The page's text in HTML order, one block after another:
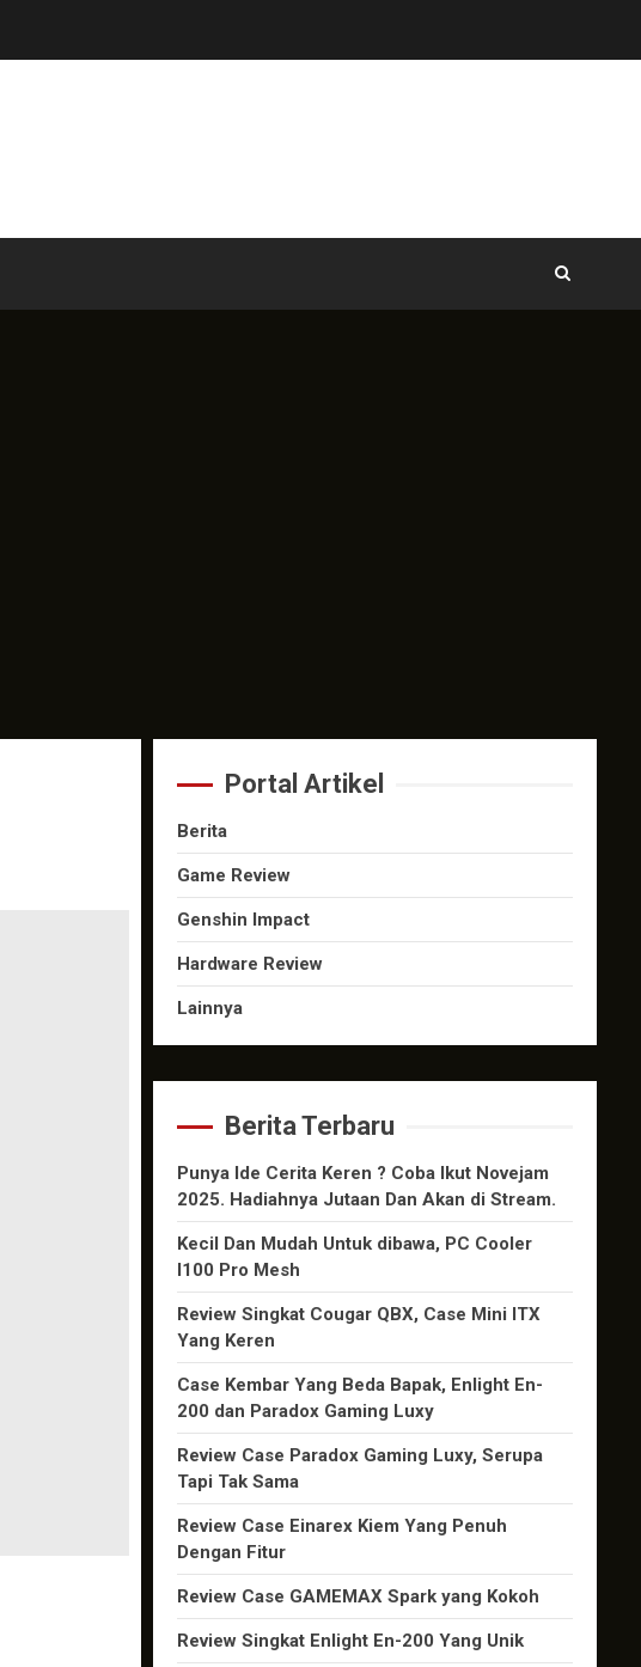
Portal Artikel
Berita
Game Review
Genshin Impact
Hardware Review
Lainnya
Berita Terbaru
Punya Ide Cerita Keren ? Coba Ikut Novejam
2025. Hadiahnya Jutaan Dan Akan di Stream.
Kecil Dan Mudah Untuk dibawa, PC Cooler
I100 Pro Mesh
Review Singkat Cougar QBX, Case Mini ITX
Yang Keren
Case Kembar Yang Beda Bapak, Enlight En-
200 dan Paradox Gaming Luxy
Review Case Paradox Gaming Luxy, Serupa
Tapi Tak Sama
Review Case Einarex Kiem Yang Penuh
Dengan Fitur
Review Case GAMEMAX Spark yang Kokoh
Review Singkat Enlight En-200 Yang Unik